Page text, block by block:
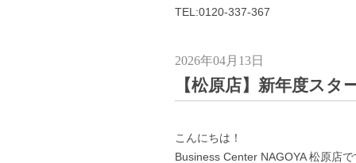
TEL:0120-337-367
2026年04月13日
【松原店】新年度ス
こんにちは！
Business Center NAGOYA 松原店